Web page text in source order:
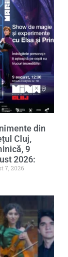
din
Cluj,
9
2026:
7, 2026